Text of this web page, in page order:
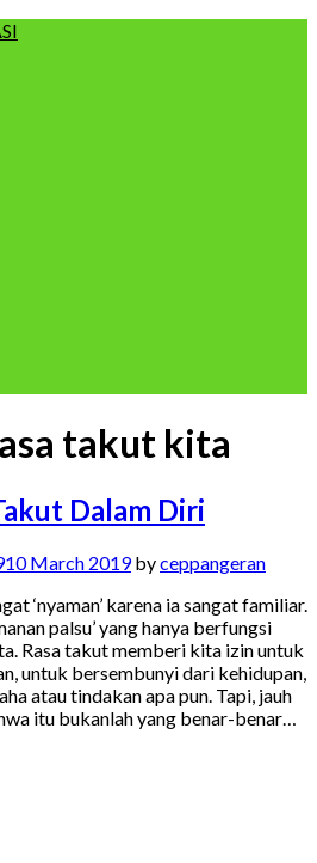
takut kita
Dalam Diri
10 March 2019byceppangeran
‘nyaman’ karena ia sangat familiar.
palsu’ yang hanya berfungsi
Rasa takut memberi kita izin untuk
untuk bersembunyi dari kehidupan,
atau tindakan apa pun. Tapi, jauh
itu bukanlah yang benar-benar…